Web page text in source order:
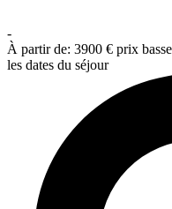
-
À partir de: 3900 € prix
les dates du séjour